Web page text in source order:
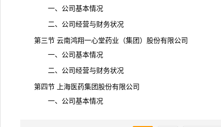
一、公司基本情况
二、公司经营与财务状况
第三节 云南鸿翔一心堂药业（集团）股份有限公司
一、公司基本情况
二、公司经营与财务状况
第四节 上海医药集团股份有限公司
一、公司基本情况